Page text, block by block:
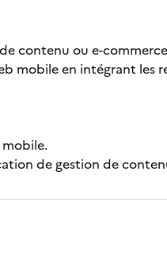
contenu ou e-
mobile en intégrant les
de gestion de